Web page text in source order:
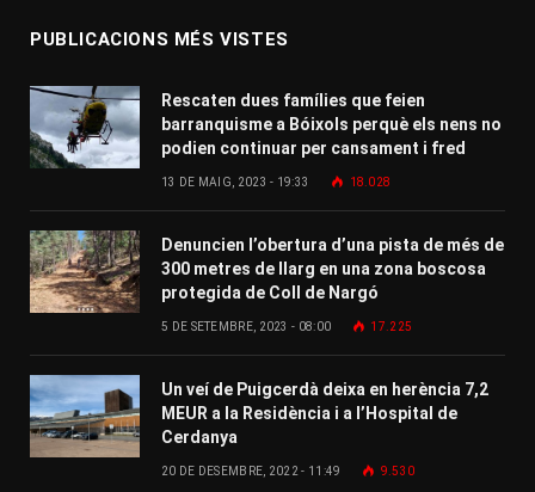
PUBLICACIONS MÉS VISTES
Rescaten dues famílies que feien
barranquisme a Bóixols perquè els nens no
podien continuar per cansament i fred
13 DE MAIG, 2023 - 19:33 18.028
Denuncien l’obertura d’una pista de més de
300 metres de llarg en una zona boscosa
protegida de Coll de Nargó
5 DE SETEMBRE, 2023 - 08:00 17.225
Un veí de Puigcerdà deixa en herència 7,2
MEUR a la Residència i a l’Hospital de
Cerdanya
20 DE DESEMBRE, 2022 - 11:49 9.530